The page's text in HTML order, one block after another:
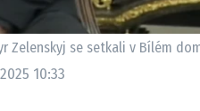
Zelenskyj se setkali v Bílém
10:33